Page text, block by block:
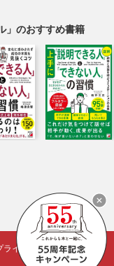
」のおすすめ書籍
ライバシーポリシー